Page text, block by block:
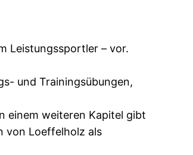
Leistungssportler – vor.
und Trainingsübungen,
einem weiteren Kapitel gibt
von Loeffelholz als